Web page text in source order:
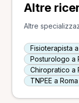
Altre
Altre
Fisioterapista
Posturologo a
Chiropratico a
TNPEE a Roma